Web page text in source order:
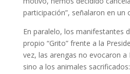
participación”, señalaron en un
En paralelo, los manifestantes
propio “Grito” frente a la
vez, las arengas no evocaron
sino a los animales sacrificados: